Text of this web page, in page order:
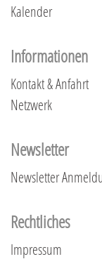
Kalender
Informationen
Kontakt & Anfahrt
Netzwerk
Newsletter
Newsletter
Rechtliches
Impressum